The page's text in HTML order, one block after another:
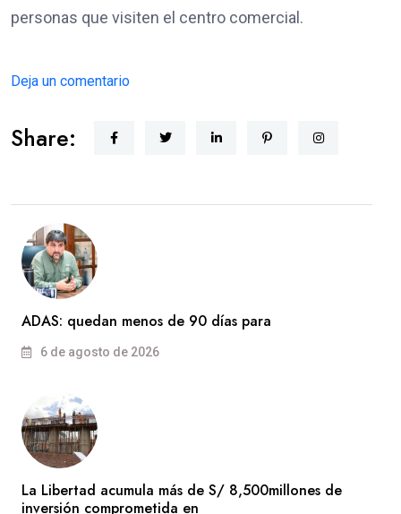
personas que visiten el centro comercial.
Deja un comentario
Share:
ADAS: quedan menos de 90 días para
6 de agosto de 2026
La Libertad acumula más de S/ 8,500millones de
inversión comprometida en